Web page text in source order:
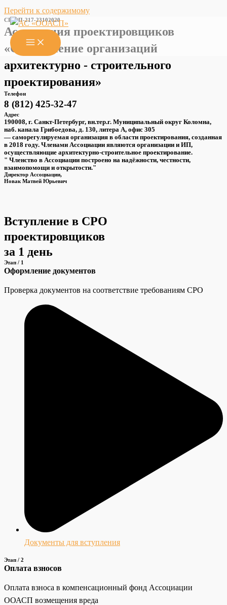
Перейти к содержимому
СРО-П-217-23102020
Ассоциация проектировщиков
«Объединение организаций
архитектурно - строительного
проектирования»
Телефон
8 (812) 425-32-47
Адрес
190008, г. Санкт-Петербург, вн.тер.г. Муниципальный округ Коломна,
наб. канала Грибоедова, д. 130, литера А, офис 305
— саморегулируемая организация в области проектирования, созданная
в 2018 году. Членами Ассоциации являются организации и ИП,
осуществляющие архитектурно-строительное проектирование.
" Членство в Ассоциации построено на надёжности, честности,
взаимопомощи и открытости."
Директор Ассоциации,
Новак Матвей Юрьевич
Вступление в СРО
проектировщиков
за 1 день
Этап / 1
Оформление документов
Проверка документов на соответствие требованиям СРО
Документы для вступления
Этап / 2
Оплата взносов
Оплата взноса в компенсационный фонд Ассоциации
ООАСП возмещения вреда